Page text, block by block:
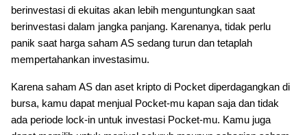
berinvestasi di ekuitas akan lebih menguntungkan saat
berinvestasi dalam jangka panjang. Karenanya, tidak perlu
panik saat harga saham AS sedang turun dan tetaplah
mempertahankan investasimu.
Karena saham AS dan aset kripto di Pocket diperdagangkan di
bursa, kamu dapat menjual Pocket-mu kapan saja dan tidak
ada periode lock-in untuk investasi Pocket-mu. Kamu juga